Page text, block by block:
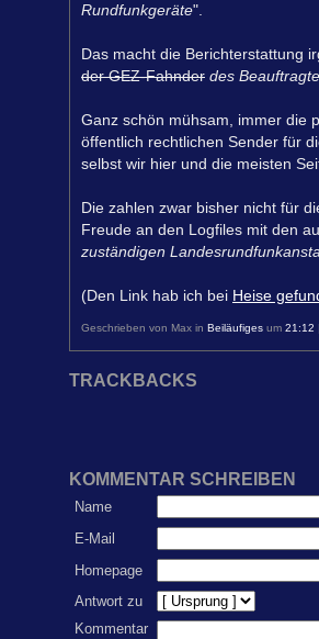
Rundfunkgeräte".
Das macht die Berichterstattung
der GEZ-Fahnder des
Ganz schön mühsam, immer die
öffentlich rechtlichen Sender für
selbst wir hier und die meisten
Die zahlen zwar bisher nicht für
Freude an den Logfiles mit den
zuständigen
(Den Link hab ich bei Heise
Geschrieben von Max in Beiläufiges um 21:12
TRACKBACKS
KOMMENTAR SCHREIBEN
Name
E-Mail
Homepage
Antwort zu
Kommentar